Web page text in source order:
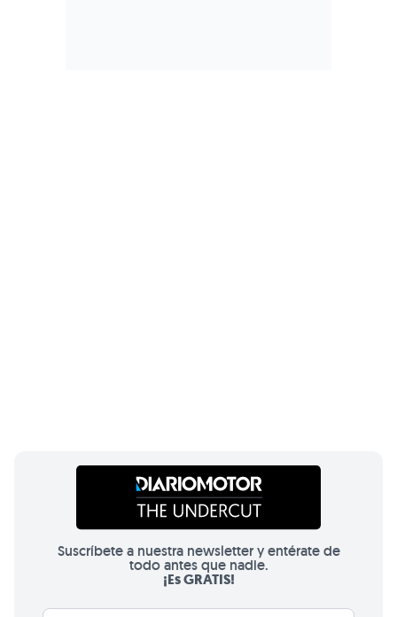
Suscríbete a nuestra newsletter y entérate de
todo antes que nadie.
¡Es GRATIS!